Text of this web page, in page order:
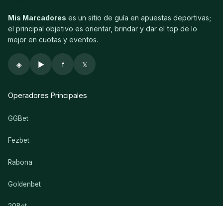
Mis Marcadores es un sitio de guía en apuestas deportivas;
el principal objetivo es orientar, brindar y dar el top de lo
mejor en cuotas y eventos.
◈ ▶ f 𝕏
Operadores Principales
GGBet
Fezbet
Rabona
Goldenbet